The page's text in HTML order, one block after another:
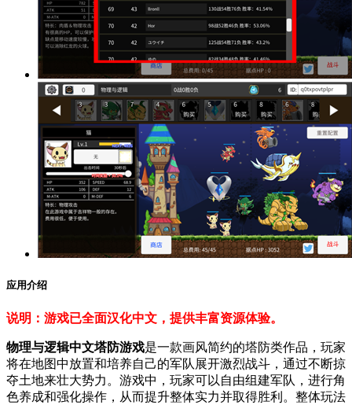
应用介绍
说明：游戏已全面汉化中文，提供丰富资源体验。
物理与逻辑中文塔防游戏是一款画风简约的塔防类作品，玩家
将在地图中放置和培养自己的军队展开激烈战斗，通过不断掠
夺土地来壮大势力。游戏中，玩家可以自由组建军队，进行角
色养成和强化操作，从而提升整体实力并取得胜利。整体玩法